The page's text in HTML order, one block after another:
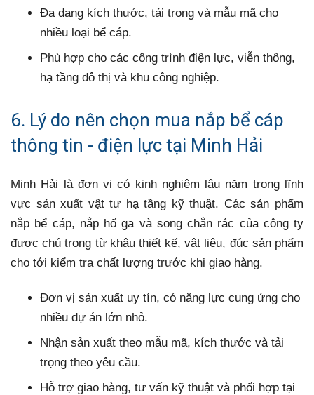
Đa dạng kích thước, tải trọng và mẫu mã cho
nhiều loại bể cáp.
Phù hợp cho các công trình điện lực, viễn thông,
hạ tầng đô thị và khu công nghiệp.
6. Lý do nên chọn mua nắp bể cáp
thông tin - điện lực tại Minh Hải
Minh Hải là đơn vị có kinh nghiệm lâu năm trong lĩnh
vực sản xuất vật tư hạ tầng kỹ thuật. Các sản phẩm
nắp bể cáp, nắp hố ga và song chắn rác của công ty
được chú trọng từ khâu thiết kế, vật liệu, đúc sản phẩm
cho tới kiểm tra chất lượng trước khi giao hàng.
Đơn vị sản xuất uy tín, có năng lực cung ứng cho
nhiều dự án lớn nhỏ.
Nhận sản xuất theo mẫu mã, kích thước và tải
trọng theo yêu cầu.
Hỗ trợ giao hàng, tư vấn kỹ thuật và phối hợp tại